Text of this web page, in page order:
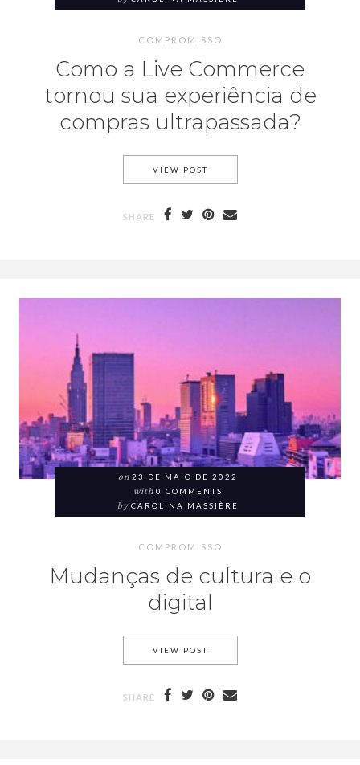
COMPROMISSO
Como a Live Commerce
tornou sua experiência de
compras ultrapassada?
VIEW POST
SHARE
on 23 DE MAIO DE 2022
with 0 COMMENTS
by CAROLINA MASSIÈRE
COMPROMISSO
Mudanças de cultura e o
digital
VIEW POST
SHARE